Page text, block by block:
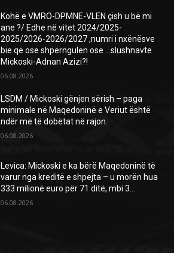
Kohë e VMRO-DPMNE-VLEN çish u bë mi
ane ?/ Edhe në vitet 2024/2025-
2025/2026-2026/2027 ,numri i nxënësve
bie që ose shpërngulen ose …slushnavte
Mickoski-Adnan Azizi?!
06.08.2026
LSDM / Mickoski gënjen sërish – paga
minimale në Maqedoninë e Veriut është
ndër më të dobëtat në rajon.
06.08.2026
Levica: Mickoski e ka bërë Maqedoninë të
varur nga kreditë e shpejta – u morën hua
333 milionë euro për 71 ditë, mbi 3...
06.08.2026